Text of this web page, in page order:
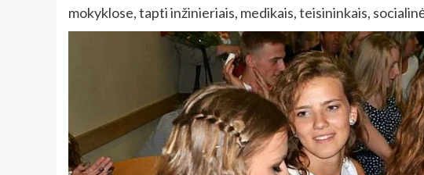
mokyklose, tapti inžinieriais, medikais, teisininkais,